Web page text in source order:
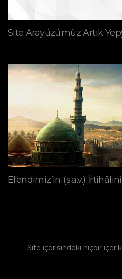
Site Arayüzümüz Artık
Efendimiz’in (s.a.v.)
Site içerisindeki hiçbir